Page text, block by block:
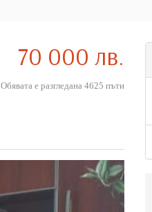
70 000 лв.
Обявата е разгледана 4625 пъти